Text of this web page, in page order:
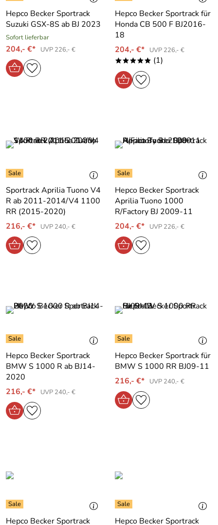
Hepco Becker Sportrack
Suzuki GSX-8S ab BJ 2023
Sofort lieferbar
204,- €* UVP 226,- €
Hepco Becker Sportrack für
Honda CB 500 F BJ2016-
18
204,- €*
UVP 226,- €
***** (1)
Sportrack Aprilia Tuono V4
R ab 2011-2014/V4 1100
RR (2015-2020)
216,- €*
UVP 240,- €
Hepco Becker Sportrack
Aprilia Tuono 1000
R/Factory BJ 2009-11
204,- €*
UVP 226,- €
Hepco Becker Sportrack
BMW S 1000 R ab BJ14-
2020
216,- €*
UVP 240,- €
Hepco Becker Sportrack für
BMW S 1000 RR BJ09-11
216,- €*
UVP 240,- €
Hepco Becker Sportrack Hepco Becker Sportrack